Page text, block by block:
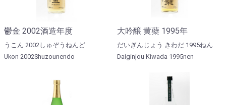
鬱金 2002酒造年度
うこん 2002しゅぞうねんど
Ukon 2002Shuzounendo
大吟醸 黄蘗 1995年
だいぎんじょう きわだ 1995ねん
Daiginjou Kiwada 1995nen